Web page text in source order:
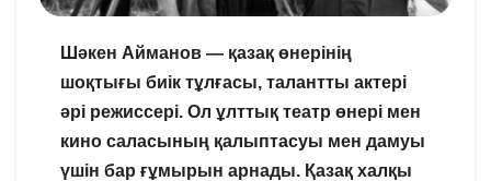
Шәкен Айманов — қазақ өнерінің
шоқтығы биік тұлғасы, талантты актері
әрі режиссері. Ол ұлттық театр өнері мен
кино саласының қалыптасуы мен дамуы
үшін бар ғұмырын арнады. Қазақ халқы